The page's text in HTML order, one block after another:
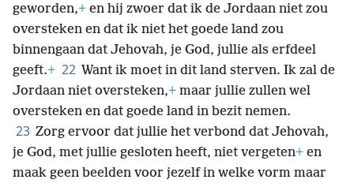
geworden,+ en hij zwoer dat ik de Jordaan niet zou
oversteken en dat ik niet het goede land zou
binnengaan dat Jehovah, je God, jullie als erfdeel
geeft.+ 22 Want ik moet in dit land sterven. Ik zal de
Jordaan niet oversteken,+ maar jullie zullen wel
oversteken en dat goede land in bezit nemen.
23 Zorg ervoor dat jullie het verbond dat Jehovah,
je God, met jullie gesloten heeft, niet vergeten+ en
maak geen beelden voor jezelf in welke vorm maar